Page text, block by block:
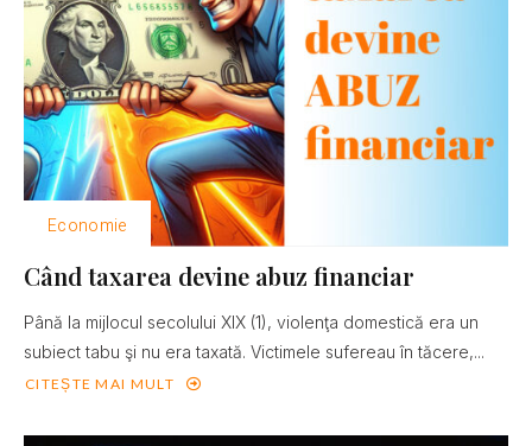
Economie
Când taxarea devine abuz financiar
Până la mijlocul secolului XIX (1), violenţa domestică era un
subiect tabu şi nu era taxată. Victimele sufereau în tăcere,...
CITEȘTE MAI MULT